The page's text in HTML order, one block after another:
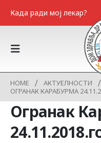
Када ради мој лекар?
HOME
АКТУЕЛНОСТИ
ОГРАНАК КАРАБУРМА
Огранак